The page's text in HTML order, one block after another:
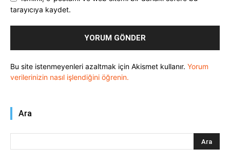
tarayıcıya kaydet.
Bu site istenmeyenleri azaltmak için Akismet kullanır. Yorum
verilerinizin nasıl işlendiğini öğrenin.
Ara